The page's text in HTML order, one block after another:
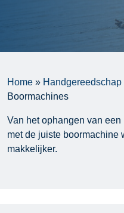
Home » Handgereedschap
Boormachines
Van het ophangen van
met de juiste boormachine
makkelijker.